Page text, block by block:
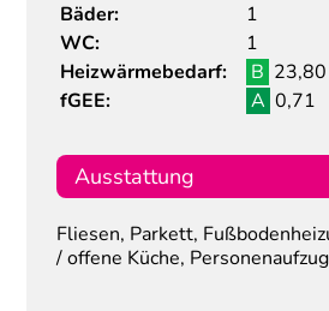
Bäder:
1
WC:
1
Heizwärmebedarf:
B
fGEE:
A 0,71
Ausstattung
Fliesen, Parkett,
/ offene Küche,